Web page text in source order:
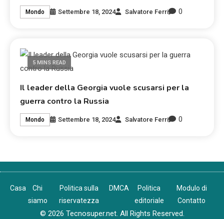
Mondo Settembre 18, 2024 Salvatore Ferri 0
5 MINS READ
Il leader della Georgia vuole scusarsi per la
guerra contro la Russia
Mondo Settembre 18, 2024 Salvatore Ferri 0
Casa
Chi
siamo
Politica sulla
riservatezza
DMCA
Politica
editoriale
Modulo di
Contatto
© 2026 Tecnosuper.net. All Rights Reserved.